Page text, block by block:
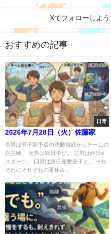
Xでフォローしよう
おすすめの記事
日常
2026年7月28日（火）佐藤家
長男は甲子園予選の決勝観戦からチームの
自主練。 次男は終日学び。 三男は終日e
スポーツ。 四男は終日座敷童子と。 それ
ぞれにそれぞれの夏休み...